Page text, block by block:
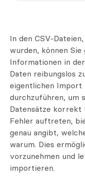
In den CSV-
wurden, können Sie
Informationen in
Daten reibungslos
eigentlichen Import
durchzuführen, um
Datensätze korrekt
Fehler auftreten,
genau angibt,
warum. Dies
vorzunehmen und
importieren.